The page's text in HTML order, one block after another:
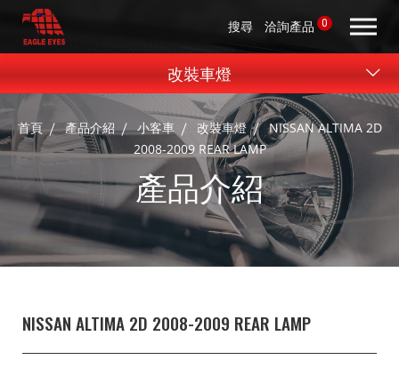
搜尋 洽詢產品 0
首頁 產品介紹 小客車 改裝車燈
NISSAN ALTIMA 2D
2008-2009 REAR LAMP
產品介紹
改裝車燈
NISSAN ALTIMA 2D 2008-2009 REAR LAMP